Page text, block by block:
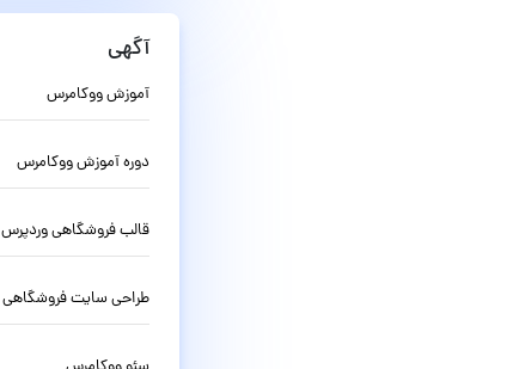
آگهی
آموزش ووکامرس
دوره آموزش ووکامرس
قالب فروشگاهی وردپرس
طراحی سایت فروشگاهی